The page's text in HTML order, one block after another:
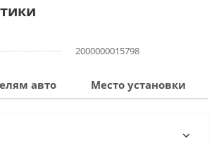
2000000015798
авто Место установки